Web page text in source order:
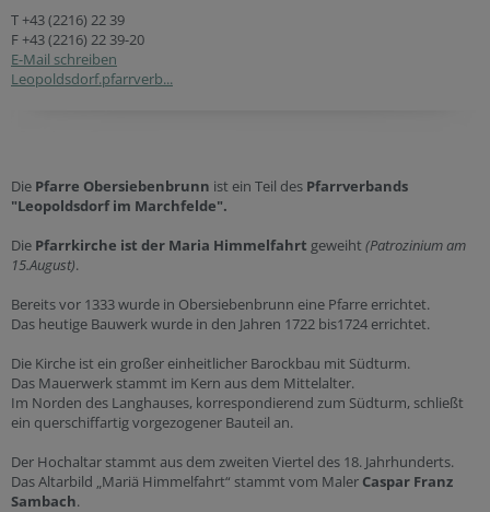
T+43 (2216) 22 39
F +43 (2216) 22 39-20
E-Mail schreiben
Leopoldsdorf.pfarrverb...
Die Pfarre Obersiebenbrunn ist ein Teil des Pfarrverbands
"Leopoldsdorf im Marchfelde".
Die Pfarrkirche ist der Maria Himmelfahrt geweiht (Patrozinium am
15.August).
Bereits vor 1333 wurde in Obersiebenbrunn eine Pfarre errichtet.
Das heutige Bauwerk wurde in den Jahren 1722 bis1724 errichtet.
Die Kirche ist ein großer einheitlicher Barockbau mit Südturm.
Das Mauerwerk stammt im Kern aus dem Mittelalter.
Im Norden des Langhauses, korrespondierend zum Südturm, schließt
ein querschiffartig vorgezogener Bauteil an.
Der Hochaltar stammt aus dem zweiten Viertel des 18. Jahrhunderts.
Das Altarbild „Mariä Himmelfahrt“ stammt vom Maler Caspar Franz
Sambach.